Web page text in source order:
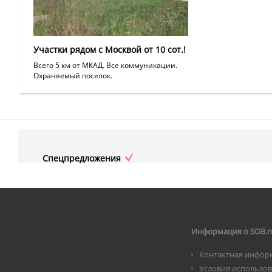
Участки рядом с Москвой от 10 сот.!
Всего 5 км от МКАД. Все коммуникации.
Охраняемый поселок.
Спецпредложения
Информация о
Контактная
Условия